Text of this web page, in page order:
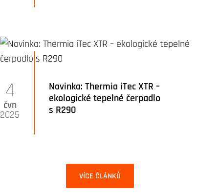
Novinka: Thermia iTec XTR –
ekologické tepelné čerpadlo
s R290
4
čvn
2025
VÍCE ČLÁNKŮ